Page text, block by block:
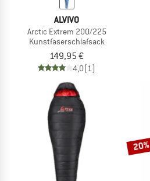
ALVIVO
Arctic Extrem 200/225
Kunstfaserschlafsack
149,95 €
4,0(1)
20%